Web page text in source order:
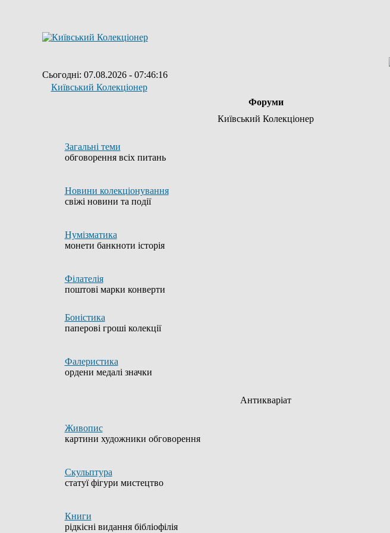
Сьогодні: 07.08.2026 - 07:46:16
Київський Колекціонер
Форуми
Київський Колекціонер
Загальні теми
обговорення всіх питань
Новини колекціонування
свіжі новини та події
Нумізматика
монети банкноти історія
Філателія
поштові марки конверти
Боністика
паперові гроші колекції
Фалеристика
ордени медалі значки
Антикваріат
Живопис
картини художники обговорення
Скульптура
статуї фігури мистецтво
Книги
рідкісні видання бібліофілія